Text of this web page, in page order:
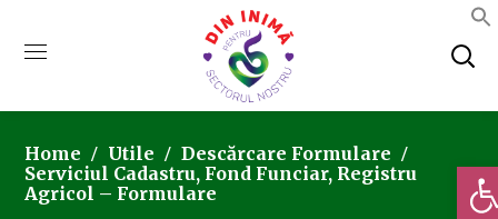
Home Utile
Descărcare Formulare
Serviciul Cadastru, Fond Funciar, Registru
Agricol – Formulare